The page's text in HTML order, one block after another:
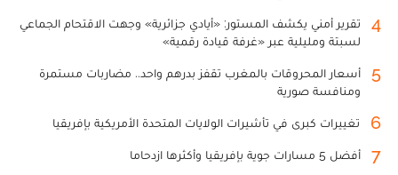
4
تقرير أمني يكشف المستور: «أيادي جزائرية» وجهت الاقتحام الجماعي
لسبتة ومليلية عبر «غرفة قيادة رقمية»
5
أسعار المحروقات بالمغرب تقفز بدرهم واحد.. مضاربات مستمرة
ومنافسة صورية
6 تغييرات كبرى في تأشيرات الولايات المتحدة الأمريكية بإفريقيا
7 أفضل 5 مسارات جوية بإفريقيا وأكثرها ازدحاما